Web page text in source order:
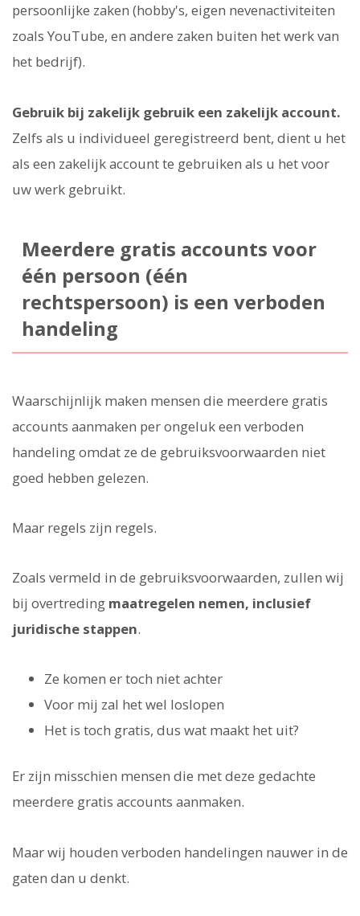
persoonlijke zaken (hobby's, eigen nevenactiviteiten
zoals YouTube, en andere zaken buiten het werk van
het bedrijf).
Gebruik bij zakelijk gebruik een zakelijk account.
Zelfs als u individueel geregistreerd bent, dient u het
als een zakelijk account te gebruiken als u het voor
uw werk gebruikt.
Meerdere gratis accounts voor
één persoon (één
rechtspersoon) is een verboden
handeling
Waarschijnlijk maken mensen die meerdere gratis
accounts aanmaken per ongeluk een verboden
handeling omdat ze de gebruiksvoorwaarden niet
goed hebben gelezen.
Maar regels zijn regels.
Zoals vermeld in de gebruiksvoorwaarden, zullen wij
bij overtreding maatregelen nemen, inclusief
juridische stappen.
Ze komen er toch niet achter
Voor mij zal het wel loslopen
Het is toch gratis, dus wat maakt het uit?
Er zijn misschien mensen die met deze gedachte
meerdere gratis accounts aanmaken.
Maar wij houden verboden handelingen nauwer in de
gaten dan u denkt.